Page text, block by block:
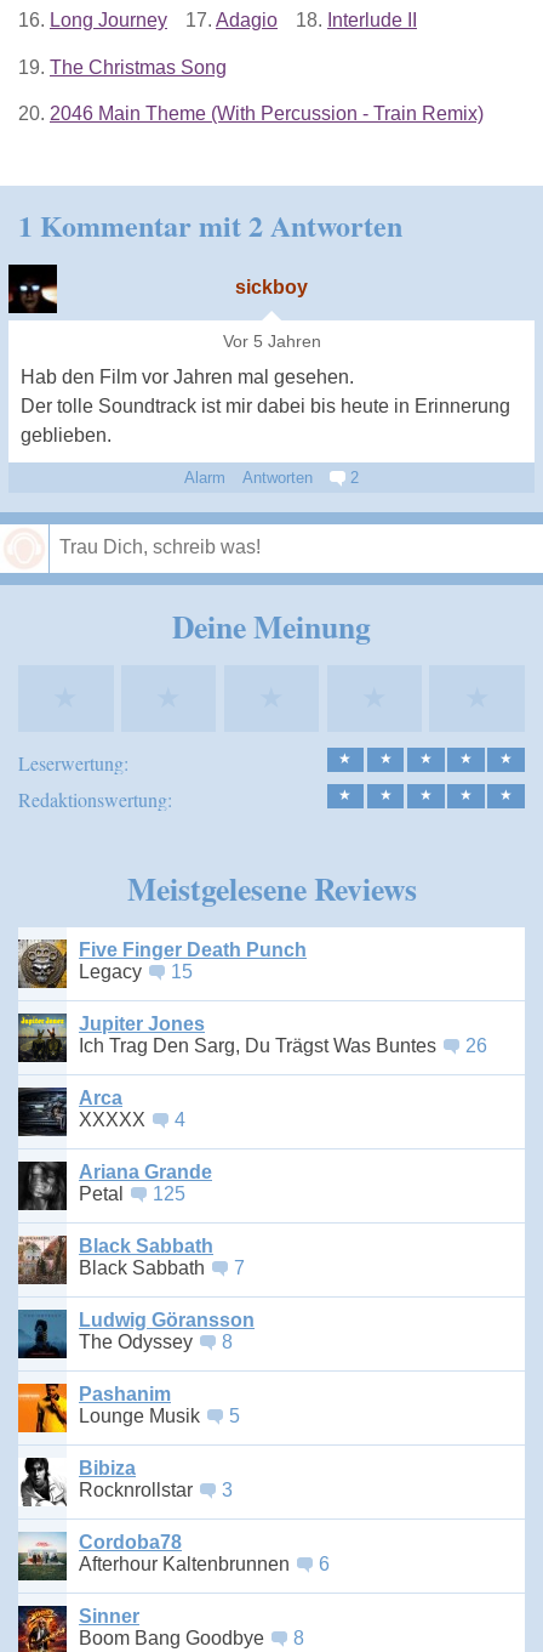
16. Long Journey 17. Adagio 18. Interlude II
19. The Christmas Song
20. 2046 Main Theme (With Percussion - Train Remix)
1 Kommentar mit 2 Antworten
sickboy
Vor 5 Jahren
Hab den Film vor Jahren mal gesehen.
Der tolle Soundtrack ist mir dabei bis heute in Erinnerung
geblieben.
Alarm Antworten 2
Deine Meinung
Leserwertung: ★ ★ ★ ★ ★
Redaktionswertung: ★ ★ ★ ★ ★
Meistgelesene Reviews
Five Finger Death Punch
Legacy
15
Jupiter Jones
Ich Trag Den Sarg, Du Trägst Was Buntes
26
Arca
XXXXX
4
Ariana Grande
Petal
125
Black Sabbath
Black Sabbath
7
Ludwig Göransson
The Odyssey
8
Pashanim
Lounge Musik
5
Bibiza
Rocknrollstar
3
Cordoba78
Afterhour Kaltenbrunnen
6
Sinner
Boom Bang Goodbye
8